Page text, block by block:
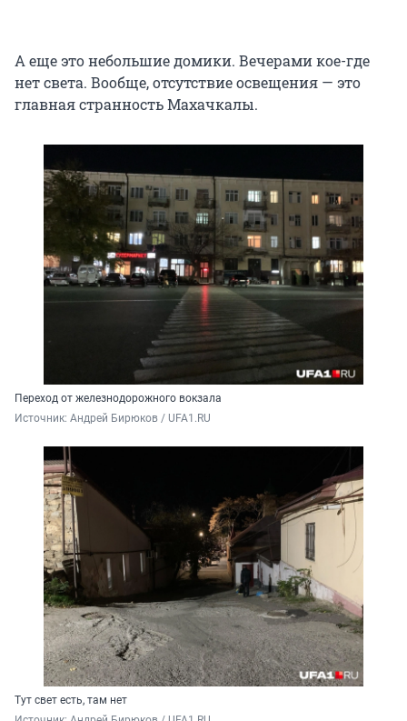
А еще это небольшие домики. Вечерами кое-где
нет света. Вообще, отсутствие освещения — это
главная странность Махачкалы.
Переход от железнодорожного вокзала
Источник: Андрей Бирюков / UFA1.RU
Тут свет есть, там нет